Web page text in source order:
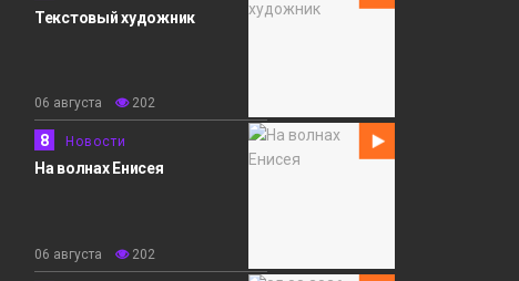
Текстовый художник
06 августа 202
8 Новости
На волнах Енисея
06 августа 202